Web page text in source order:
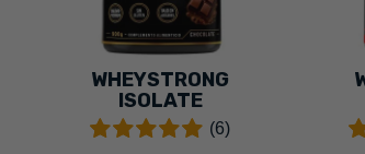
WHEYSTRONG
ISOLATE
(6)